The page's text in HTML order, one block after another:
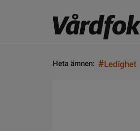
Heta ämnen: #Ledighet